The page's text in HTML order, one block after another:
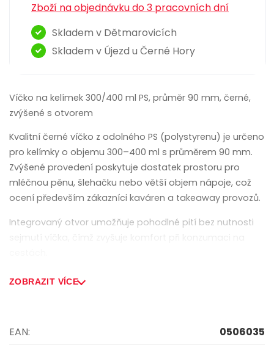
Zboží na objednávku do 3 pracovních dní
Skladem v Dětmarovicích
Skladem v Újezd u Černé Hory
Víčko na kelímek 300/400 ml PS, průměr 90 mm, černé,
zvýšené s otvorem
Kvalitní černé víčko z odolného PS (polystyrenu) je určeno
pro kelímky o objemu 300–400 ml s průměrem 90 mm.
Zvýšené provedení poskytuje dostatek prostoru pro
mléčnou pěnu, šlehačku nebo větší objem nápoje, což
ocení především zákazníci kaváren a takeaway provozů.
Integrovaný otvor umožňuje pohodlné pití bez nutnosti
sejmutí víčka, čímž zvyšuje komfort při konzumaci na
Hlavní výhody:
ZOBRAZIT VÍCE
EAN: 0506035